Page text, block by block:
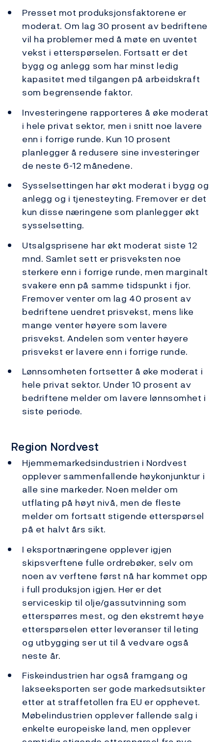
Presset mot produksjonsfaktorene er
moderat. Om lag 30 prosent av bedriftene
vil ha problemer med å møte en uventet
vekst i etterspørselen. Fortsatt er det
bygg og anlegg som har minst ledig
kapasitet med tilgangen på arbeidskraft
som begrensende faktor.
Investeringene rapporteres å øke moderat
i hele privat sektor, men i snitt noe lavere
enn i forrige runde. Kun 10 prosent
planlegger å redusere sine investeringer
de neste 6-12 månedene.
Sysselsettingen har økt moderat i bygg og
anlegg og i tjenesteyting. Fremover er det
kun disse næringene som planlegger økt
sysselsetting.
Utsalgsprisene har økt moderat siste 12
mnd. Samlet sett er prisveksten noe
sterkere enn i forrige runde, men marginalt
svakere enn på samme tidspunkt i fjor.
Fremover venter om lag 40 prosent av
bedriftene uendret prisvekst, mens like
mange venter høyere som lavere
prisvekst. Andelen som venter høyere
prisvekst er lavere enn i forrige runde.
Lønnsomheten fortsetter å øke moderat i
hele privat sektor. Under 10 prosent av
bedriftene melder om lavere lønnsomhet i
siste periode.
Region Nordvest
Hjemmemarkedsindustrien i Nordvest
opplever sammenfallende høykonjunktur i
alle sine markeder. Noen melder om
utflating på høyt nivå, men de fleste
melder om fortsatt stigende etterspørsel
på et halvt års sikt.
I eksportnæringene opplever igjen
skipsverftene fulle ordrebøker, selv om
noen av verftene først nå har kommet opp
i full produksjon igjen. Her er det
serviceskip til olje/gassutvinning som
etterspørres mest, og den ekstremt høye
etterspørselen etter leveranser til leting
og utbygging ser ut til å vedvare også
neste år.
Fiskeindustrien har også framgang og
lakseeksporten ser gode markedsutsikter
etter at straffetollen fra EU er opphevet.
Møbelindustrien opplever fallende salg i
enkelte europeiske land, men opplever